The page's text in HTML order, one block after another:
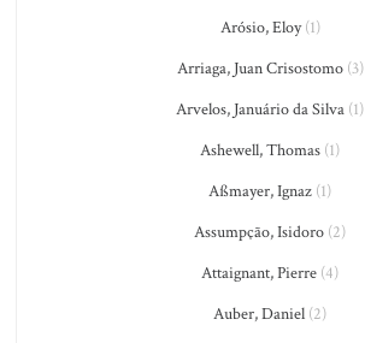
Arósio, Eloy(1)
Arriaga, Juan Crisostomo(3)
Arvelos, Januário da Silva (1)
Ashewell, Thomas (1)
Aßmayer, Ignaz (1)
Assumpção, Isidoro (2)
Attaignant, Pierre (4)
Auber, Daniel (2)